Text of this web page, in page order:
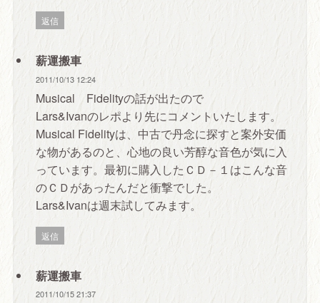
返信
薪運搬車
2011/10/13 12:24
Musical Fidelityの話が出たので
Lars&Ivanのレポより先にコメントいたします。
Musical Fidelityは、中古で丹念に探すと案外安価
な物があるのと、心地の良い芳醇な音色が気に入
っています。最初に購入したＣＤ－１はこんな音
のＣＤがあったんだと衝撃でした。
Lars&Ivanは週末試してみます。
返信
薪運搬車
2011/10/15 21:37